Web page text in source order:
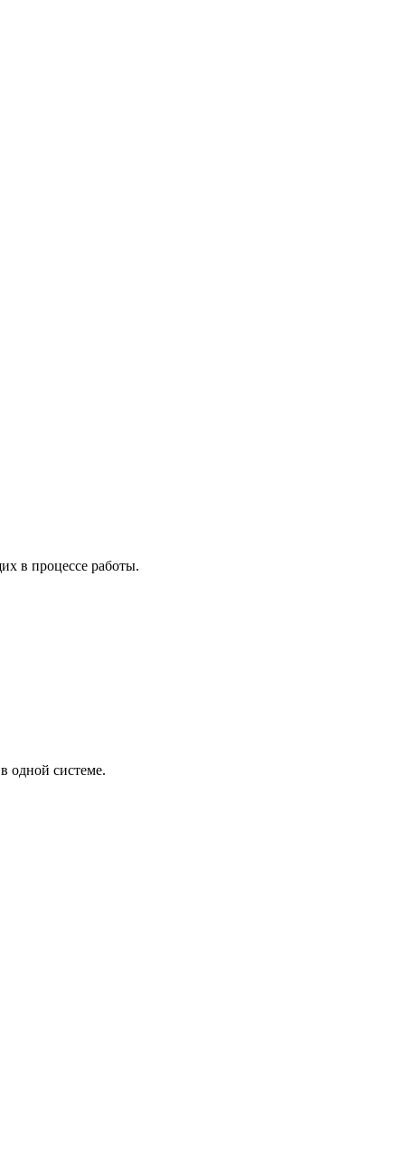
в процессе работы.
одной системе.